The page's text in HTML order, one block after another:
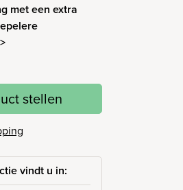
met een extra
stellen
vindt u in: